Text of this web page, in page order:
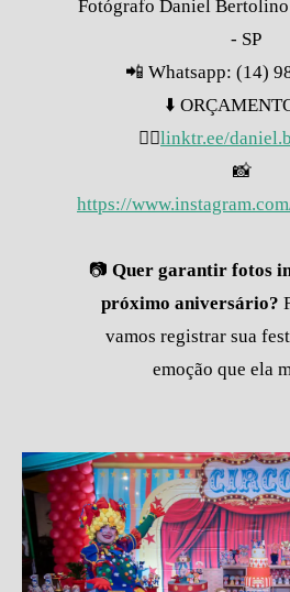
Fotógrafo Daniel
- SP
📲 Whatsapp: (14)
⬇️
👇🏽linktr.ee/
📸
https://
📷 Quer garantir fotos
próximo aniversário?
vamos registrar sua
emoção que ela